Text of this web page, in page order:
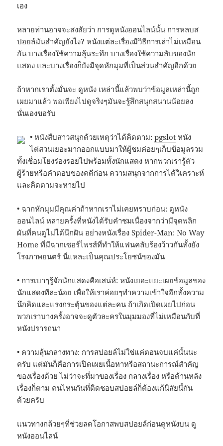
เอง
หลายท่านอาจจะสงสัยว่า การดูหนังออนไลน์นั้น การหลบส
ปอยล์มันสำคัญยังไง? หนังแต่ละเรื่องมีวิธีการเล่าไม่เหมือน
กัน บางเรื่องใช้ความลุ้นระทึก บางเรื่องใช้ความลับของนัก
แสดง และบางเรื่องก็ยังมีจุดหักมุมที่เป็นส่วนสำคัญอีกด้วย
ถ้าหากเราตั้งมั่นจะ ดูหนัง เหล่านี้แล้วพบว่าข้อมูลเหล่านี้ถูก
เผยมาแล้ว พอเพียงไปดูจริงๆมันจะรู้สึกสนุกสนานน้อยลง
นั่นเองขอรับ
• หนังสืบสาวสนุกด้วยเหตุว่าได้คิดตาม:pgslot หนัง
ไต่สวนเยอะมากออกแบบมาให้ผู้ชมค่อยๆเก็บข้อมูลรวม
ทั้งเชื่อมโยงร่องรอยไปพร้อมทั้งนักแสดง หากพวกเรารู้ตัว
ผู้ร้ายหรือคำตอบของคดีก่อน ความสนุกจากการได้วิเคราะห์
และคิดตามจะหายไป
• ฉากหักมุมมีคุณค่าถ้าหากเราไม่เคยทราบก่อน: ดูหนัง
ออนไลน์ หลายครั้งที่หนังได้รับคำชมเนื่องจากว่ามีจุดพลิก
ผันที่คนดูไม่ได้นึกฝัน อย่างหนังเรื่อง Spider-Man: No Way
Home ที่มีฉากเซอร์ไพรส์ที่ทำให้แฟนคลับร้องว้าวกันทั้งยัง
โรงภาพยนตร์ นี่แหละเป็นคุณประโยชน์ของมัน
• การเบาๆรู้จักนักแสดงคือเสน่ห์: หนังเยอะแยะเผยข้อมูลของ
นักแสดงทีละน้อย เพื่อให้เราค่อยๆทำความเข้าใจอีกทั้งความ
นึกคิดและแรงกระตุ้นของแต่ละคน ถ้าเกิดเปิดเผยไปก่อน
พวกเราบางครั้งอาจจะดูตัวละครในมุมมองที่ไม่เหมือนกับที่
หนังปรารถนา
• ความลุ้นกลางทาง: การสปอยล์ไม่ใช่แค่ตอนจบแค่นั้นนะ
ครับ แต่มันก็คือการเปิดเผยเนื้อหาหรือสถานะการณ์สำคัญ
ของเรื่องด้วย ไม่ว่าจะที่มาของเรื่อง กลางเรื่อง หรือด้านหลัง
เรื่องก็ตาม คนไหนกันที่ติดชอบสปอยล์ก็ต้องแก้นิสัยนี้กัน
ด้วยครับ
แนวทางกล้วยๆที่ช่วยลดโอกาสพบสปอยล์ก่อนดูหนังบน ดู
หนังออนไลน์